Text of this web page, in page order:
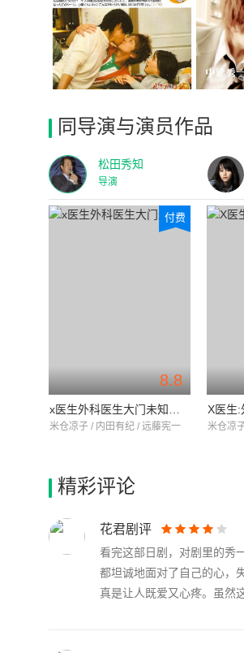
同导演与演员作品
松田秀知
导演
8.8
付费
米仓凉子 / 内田有纪 / 远藤宪一 米仓凉
精彩评论
花君剧评
看完这部日剧，对剧里的秀
都坦诚地面对了自己的心，
真是让人既爱又心疼。虽然